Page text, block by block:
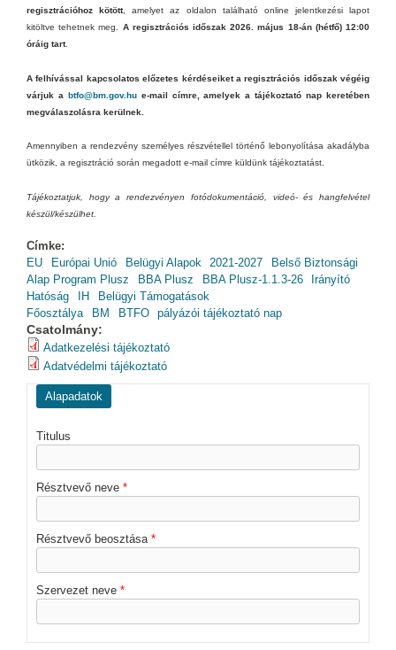
regisztrációhoz kötött, amelyet az oldalon található online jelentkezési lapot
kitöltve tehetnek meg. A regisztrációs időszak 2026. május 18-án (hétfő) 12:00
óráig tart.
A felhívással kapcsolatos előzetes kérdéseiket a regisztrációs időszak végéig
várjuk a btfo@bm.gov.hue-mail címre, amelyek a tájékoztató nap keretében
megválaszolásra kerülnek.
Amennyiben a rendezvény személyes részvétellel történő lebonyolítása akadályba
ütközik, a regisztráció során megadott e-mail címre küldünk tájékoztatást.
Tájékoztatjuk, hogy a rendezvényen fotódokumentáció, videó- és hangfelvétel
készül/készülhet.
Címke:
EU
Európai Unió Belügyi Alapok 2021-2027
Belső Biztonsági
Alap Program Plusz
BBA Plusz BBA Plusz-1.1.3-26
Irányító
Hatóság
IH
Belügyi Támogatások
Főosztálya
BM BTFO pályázói tájékoztató nap
Csatolmány:
Adatkezelési tájékoztató
Adatvédelmi tájékoztató
Alapadatok
Titulus
Résztvevő neve *
Résztvevő beosztása *
Szervezet neve *